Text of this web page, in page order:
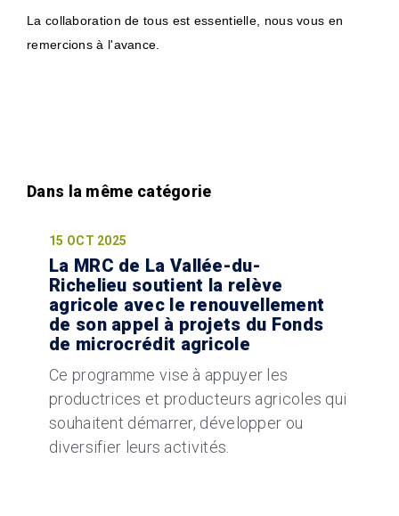
La collaboration de tous est essentielle, nous vous en
remercions à l'avance.
15 OCT 2025
La MRC de La Vallée-du-
Richelieu soutient la relève
agricole avec le renouvellement
de son appel à projets du Fonds
de microcrédit agricole
Ce programme vise à appuyer les
productrices et producteurs agricoles qui
souhaitent démarrer, développer ou
diversifier leurs activités.